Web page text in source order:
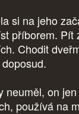
si na jeho
příborem. Pít
Chodit
neuměl, on
používá na